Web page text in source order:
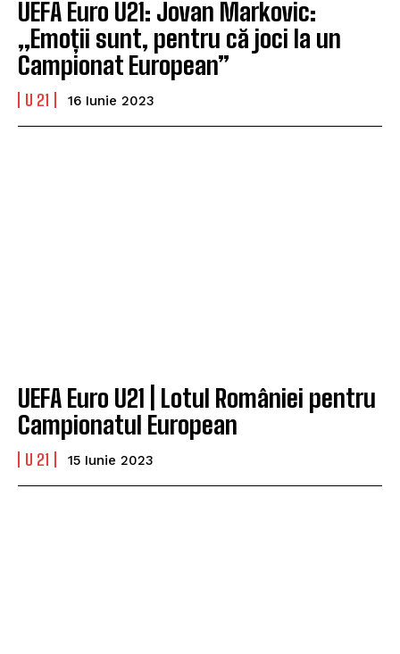
UEFA Euro U21: Jovan Markovic:
„Emoții sunt, pentru că joci la un
Campionat European”
U 21 16 Iunie 2023
UEFA Euro U21 | Lotul României pentru
Campionatul European
U 21 15 Iunie 2023